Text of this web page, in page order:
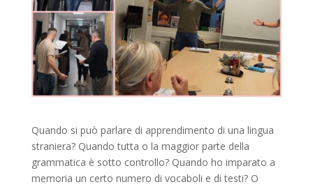
Quando si può parlare di apprendimento di una lingua
straniera? Quando tutta o la maggior parte della
grammatica è sotto controllo? Quando ho imparato a
memoria un certo numero di vocaboli e di testi? O